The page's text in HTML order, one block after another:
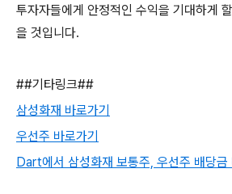
투자자들에게 안정적인 수익을 기대하게
을 것입니다.
##기타링크##
삼성화재 바로가기
우선주 바로가기
Dart에서 삼성화재 보통주, 우선주 배당금